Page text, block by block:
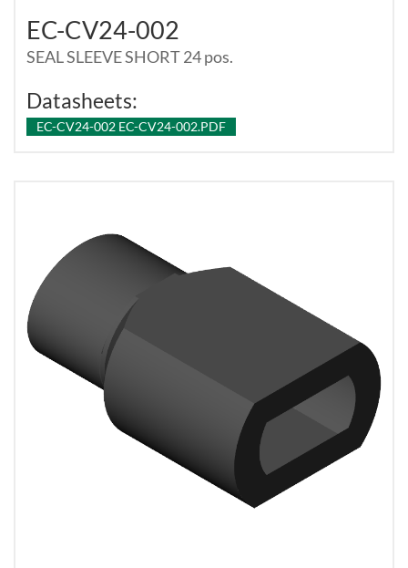
EC-CV24-002
SEAL SLEEVE SHORT 24 pos.
Datasheets:
EC-CV24-002 EC-CV24-002.PDF